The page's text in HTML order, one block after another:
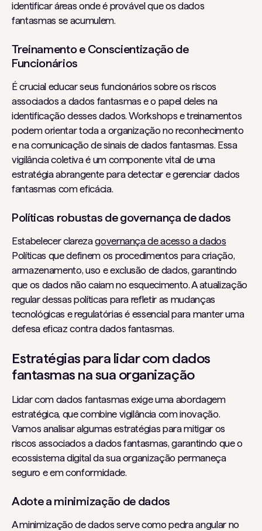
identificar áreas onde é provável que os dados
fantasmas se acumulem.
Treinamento e Conscientização de
Funcionários
É crucial educar seus funcionários sobre os riscos
associados a dados fantasmas e o papel deles na
identificação desses dados. Workshops e treinamentos
podem orientar toda a organização no reconhecimento
e na comunicação de sinais de dados fantasmas. Essa
vigilância coletiva é um componente vital de uma
estratégia abrangente para detectar e gerenciar dados
fantasmas com eficácia.
Políticas robustas de governança de dados
Estabelecer clarezagovernança de acesso a dados
Políticas que definem os procedimentos para criação,
armazenamento, uso e exclusão de dados, garantindo
que os dados não caiam no esquecimento. A atualização
regular dessas políticas para refletir as mudanças
tecnológicas e regulatórias é essencial para manter uma
defesa eficaz contra dados fantasmas.
Estratégias para lidar com dados
fantasmas na sua organização
Lidar com dados fantasmas exige uma abordagem
estratégica, que combine vigilância com inovação.
Vamos analisar algumas estratégias para mitigar os
riscos associados a dados fantasmas, garantindo que o
ecossistema digital da sua organização permaneça
seguro e em conformidade.
Adote a minimização de dados
A minimização de dados serve como pedra angular no